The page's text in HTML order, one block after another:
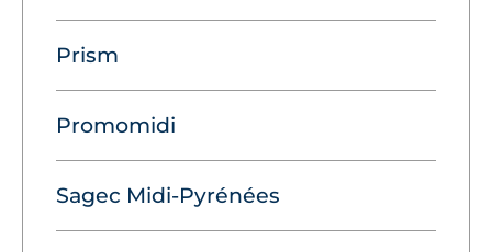
Prism
Promomidi
Sagec Midi-Pyrénées